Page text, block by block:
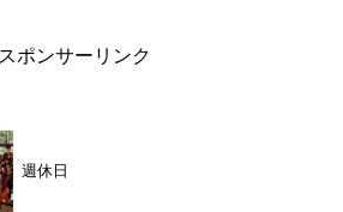
スポンサーリンク
週休日